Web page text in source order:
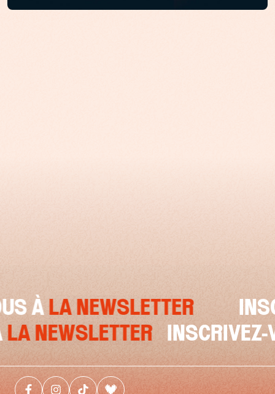
LA NEWSLETTER
ÀLA NEWSLETTER
Facebook (nouvelle fenêtre)
Instagram (nouvelle fenêtre)
Tiktok (nouvelle fenêtre)
Deezer (nouvelle fenêtre)